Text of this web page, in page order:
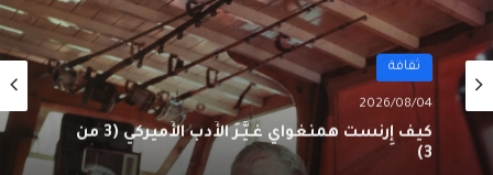
ثقافة
2026/08/01
كيف إِرنست همنغواي غـيَّـرَ الأَدب الأَميركي (2 من
3)